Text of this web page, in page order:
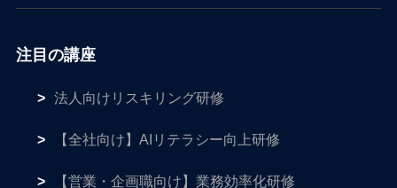
注目の講座
法人向けリスキリング研修
【全社向け】AIリテラシー向上研修
【営業・企画職向け】業務効率化研修